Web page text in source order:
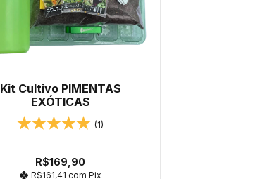
Kit Cultivo PIMENTAS
EXÓTICAS
(1)
R$169,90
R$161,41 com Pix